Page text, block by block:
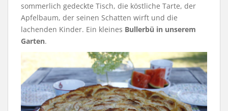
sommerlich gedeckte Tisch, die köstliche Tarte, der
Apfelbaum, der seinen Schatten wirft und die
lachenden Kinder. Ein kleines Bullerbü in unserem
Garten.